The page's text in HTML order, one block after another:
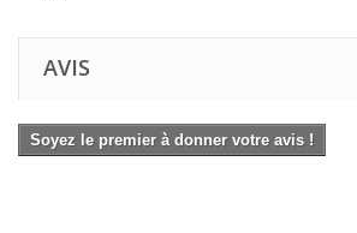
AVIS
Soyez le premier à donner votre avis !